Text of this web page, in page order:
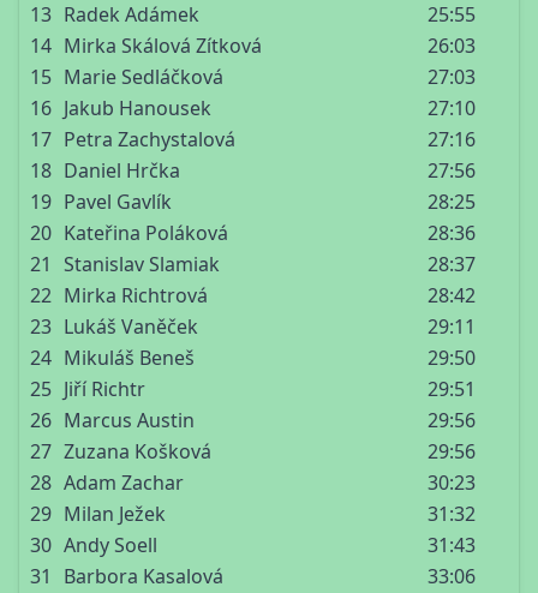
13 Radek Adámek
25:55
14 Mirka Skálová Zítková
26:03
15 Marie Sedláčková
27:03
16 Jakub Hanousek
27:10
17 Petra Zachystalová
27:16
18 Daniel Hrčka
27:56
19 Pavel Gavlík
28:25
20 Kateřina Poláková
28:36
21 Stanislav Slamiak
28:37
22 Mirka Richtrová
28:42
23 Lukáš Vaněček
29:11
24 Mikuláš Beneš
29:50
25 Jiří Richtr
29:51
26 Marcus Austin
29:56
27 Zuzana Košková
29:56
28 Adam Zachar
30:23
29 Milan Ježek
31:32
30 Andy Soell
31:43
31
Barbora Kasalová
33:06